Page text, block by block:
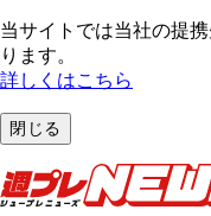
当サイトでは当社の提
ります。
詳しくはこちら
閉じる